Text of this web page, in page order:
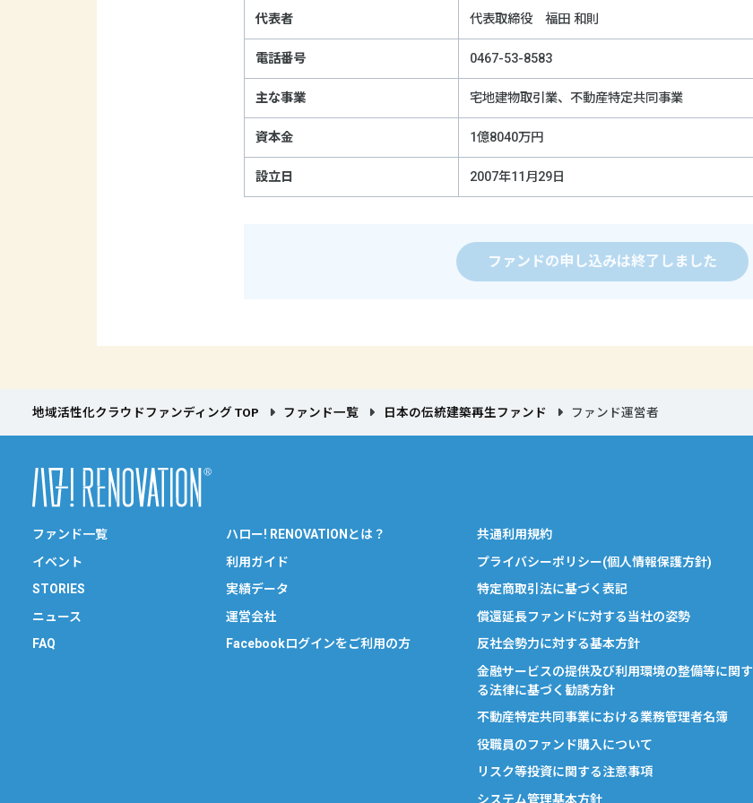
代表者 代表取締役 福田 和則
電話番号 0467-53-8583
主な事業 宅地建物取引業、不動産特定共同事業
資本金 1億8040万円
設立日 2007年11月29日
ファンドの申し込みは終了しました
地域活性化クラウドファンディング TOP ファンド一覧 日本の伝統建築再生ファンド ファンド運営者
ファンド一覧
イベント
STORIES
ニュース
FAQ
ハロー! RENOVATIONとは？
利用ガイド
実績データ
運営会社
Facebookログインをご利用の方
共通利用規約
プライバシーポリシー(個人情報保護方針)
特定商取引法に基づく表記
償還延長ファンドに対する当社の姿勢
反社会勢力に対する基本方針
金融サービスの提供及び利用環境の整備等に関す
る法律に基づく勧誘方針
不動産特定共同事業における業務管理者名簿
役職員のファンド購入について
リスク等投資に関する注意事項
システム管理基本方針